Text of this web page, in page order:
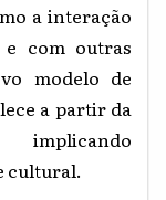
a interação
com outras
modelo de
a partir da
cultural.